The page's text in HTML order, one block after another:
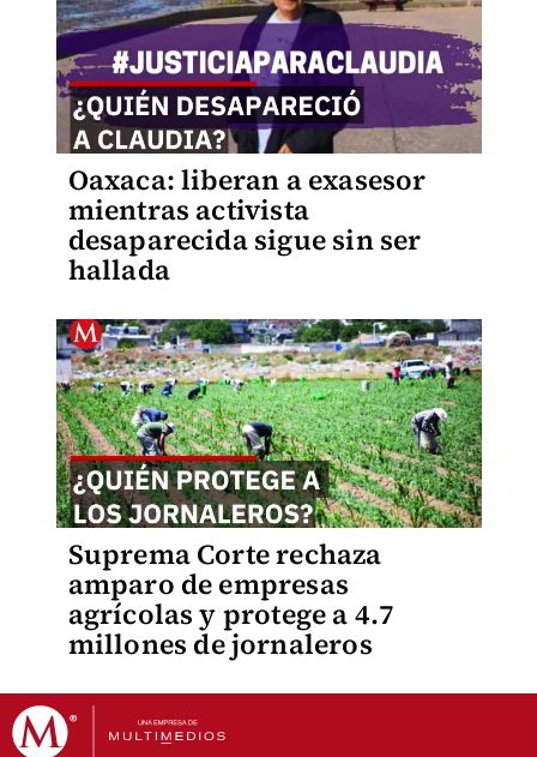
Oaxaca: liberan a exasesor
mientras activista
desaparecida sigue sin ser
hallada
Suprema Corte rechaza
amparo de empresas
agrícolas y protege a 4.7
millones de jornaleros